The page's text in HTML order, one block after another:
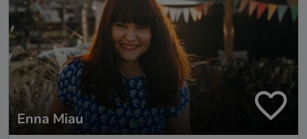
Enna Miau